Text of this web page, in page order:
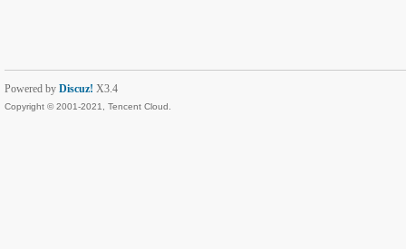
Powered by Discuz! X3.4
Copyright © 2001-2021, Tencent Cloud.